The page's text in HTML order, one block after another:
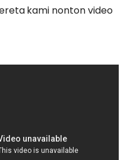
kami nonton video